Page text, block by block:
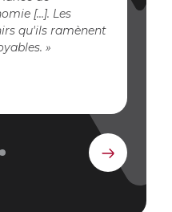
[…]. Les
qu'ils ramènent
Élément
suivant